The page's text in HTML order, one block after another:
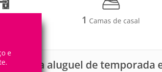
e
1 Camas de casal
para aluguel de temporada